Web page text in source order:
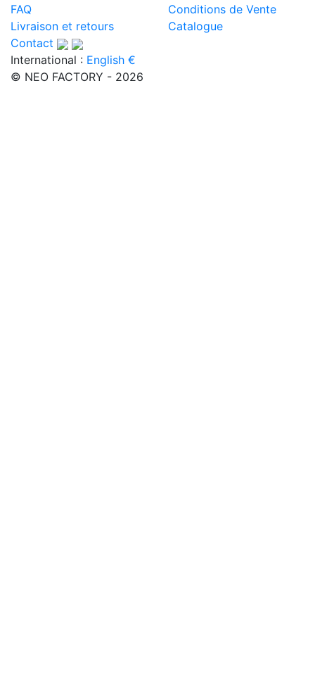
FAQ
Conditions de Vente
Livraison et retours
Catalogue
Contact
International : English €
© NEO FACTORY - 2026